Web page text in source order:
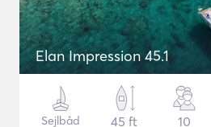
Elan Impression 45.1
Sejlbåd
45 ft
10